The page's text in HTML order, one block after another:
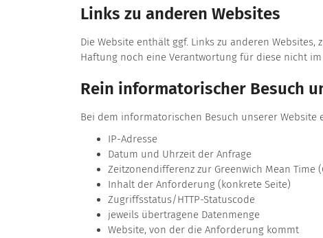
Links zu anderen Websites
Die Website enthält ggf. Links zu anderen
Haftung noch eine Verantwortung für diese nicht
Rein informatorischer Besuch
Bei dem informatorischen Besuch unserer
IP-Adresse
Datum und Uhrzeit der Anfrage
Zeitzonendifferenz zur Greenwich Mean Time
Inhalt der Anforderung (konkrete Seite)
Zugriffsstatus/HTTP-Statuscode
jeweils übertragene Datenmenge
Website, von der die Anforderung kommt